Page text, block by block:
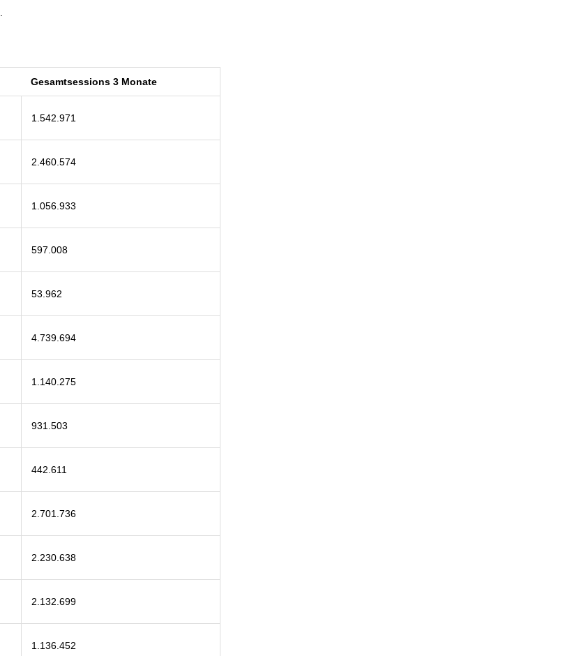
Gesamtsessions 3 Monate
1.542.971
2.460.574
1.056.933
597.008
53.962
4.739.694
1.140.275
931.503
442.611
2.701.736
2.230.638
2.132.699
1.136.452